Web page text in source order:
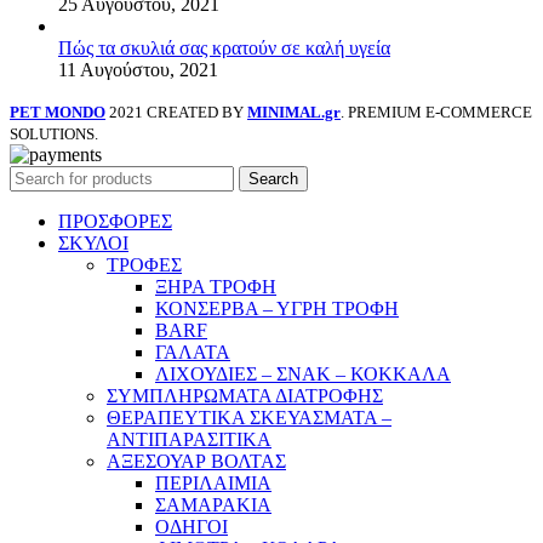
25 Αυγούστου, 2021
Πώς τα σκυλιά σας κρατούν σε καλή υγεία
11 Αυγούστου, 2021
PET MONDO 2021 CREATED BY MINIMAL.gr. PREMIUM E-COMMERCE
SOLUTIONS.
Search
ΠΡΟΣΦΟΡΕΣ
ΣΚΥΛΟΙ
ΤΡΟΦΕΣ
ΞΗΡΑ ΤΡΟΦΗ
ΚΟΝΣΕΡΒΑ – ΥΓΡΗ ΤΡΟΦΗ
BARF
ΓΑΛΑΤΑ
ΛΙΧΟΥΔΙΕΣ – ΣΝΑΚ – ΚΟΚΚΑΛΑ
ΣΥΜΠΛΗΡΩΜΑΤΑ ΔΙΑΤΡΟΦΗΣ
ΘΕΡΑΠΕΥΤΙΚΑ ΣΚΕΥΑΣΜΑΤΑ –
ΑΝΤΙΠΑΡΑΣΙΤΙΚΑ
ΑΞΕΣΟΥΑΡ ΒΟΛΤΑΣ
ΠΕΡΙΛΑΙΜΙΑ
ΣΑΜΑΡΑΚΙΑ
ΟΔΗΓΟΙ